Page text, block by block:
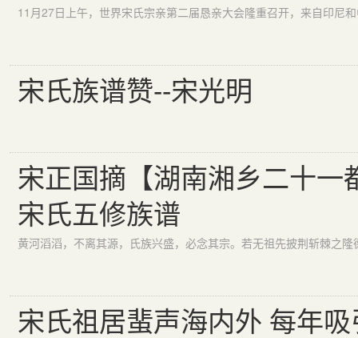
宋氏族谱赞--宋光明
宋正国摘【湖南湘乡二十一
宋氏五修族谱
宋氏祖居蜚声海内外 每年